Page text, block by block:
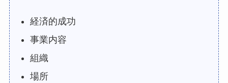
経済的成功
事業内容
組織
場所